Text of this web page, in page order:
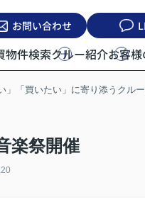
お問い合わせ
物件検索クルー紹介お客様
」「買いたい」に寄り添うクル
楽祭開催